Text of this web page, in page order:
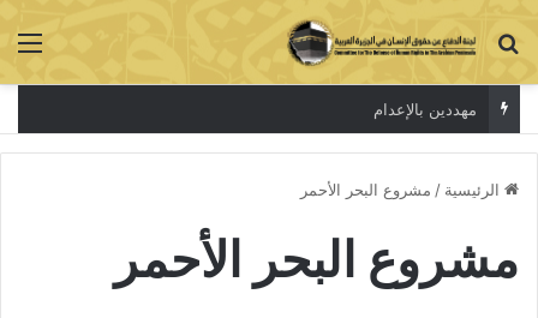
بحث عن
مهددين بالإعدام
الرئيسية / مشروع البحر الأحمر
مشروع البحر الأحمر